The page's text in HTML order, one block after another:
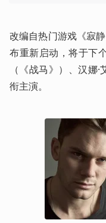
改编自热门游戏《寂
布重新启动，将于下
（《战马》）、汉娜
衔主演。